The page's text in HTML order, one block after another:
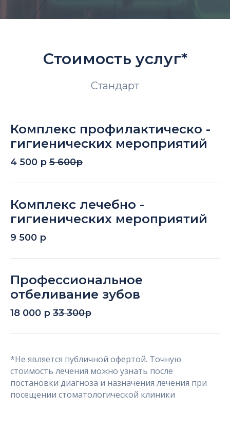
Стоимость услуг*
Стандарт
Комплекс профилактическо -
гигиенических мероприятий
4 500 р 5 600р
Комплекс лечебно -
гигиенических мероприятий
9 500 р
Профессиональное
отбеливание зубов
18 000 р 33 300р
*Не является публичной офертой. Точную
стоимость лечения можно узнать после
постановки диагноза и назначения лечения при
посещении стоматологической клиники